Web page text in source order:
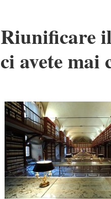
Riunificare
ci avete mai